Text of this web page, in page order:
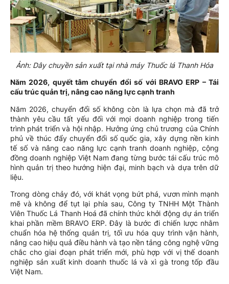
Ảnh: Dây chuyền sản xuất tại nhà máy Thuốc lá Thanh Hóa
Năm 2026, quyết tâm chuyển đổi số với BRAVO ERP – Tái
cấu trúc quản trị, nâng cao năng lực cạnh tranh
Năm 2026, chuyển đổi số không còn là lựa chọn mà đã trở
thành yêu cầu tất yếu đối với mọi doanh nghiệp trong tiến
trình phát triển và hội nhập. Hưởng ứng chủ trương của Chính
phủ về thúc đẩy chuyển đổi số quốc gia, xây dựng nền kinh
tế số và nâng cao năng lực cạnh tranh doanh nghiệp, cộng
đồng doanh nghiệp Việt Nam đang từng bước tái cấu trúc mô
hình quản trị theo hướng hiện đại, minh bạch và dựa trên dữ
liệu.
Trong dòng chảy đó, với khát vọng bứt phá, vươn mình mạnh
mẽ và không để tụt lại phía sau, Công ty TNHH Một Thành
Viên Thuốc Lá Thanh Hoá đã chính thức khởi động dự án triển
khai phần mềm BRAVO ERP. Đây là bước đi chiến lược nhằm
chuẩn hóa hệ thống quản trị, tối ưu hóa quy trình vận hành,
nâng cao hiệu quả điều hành và tạo nền tảng công nghệ vững
chắc cho giai đoạn phát triển mới, phù hợp với vị thế doanh
nghiệp sản xuất kinh doanh thuốc lá và xì gà trong tốp đầu
Việt Nam.